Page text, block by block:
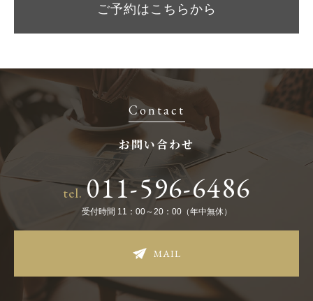
ご予約はこちらから
Contact
お問い合わせ
tel.011-596-6486
受付時間 11：00～20：00（年中無休）
MAIL